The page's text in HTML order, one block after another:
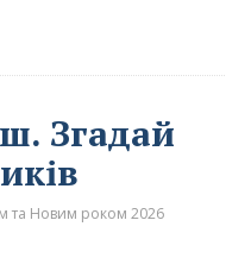
Згадай
та Новим роком 2026